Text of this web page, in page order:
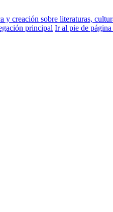
principal Ir al pie de